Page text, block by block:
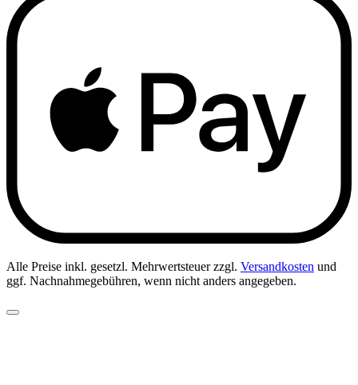
Alle Preise inkl. gesetzl. Mehrwertsteuer zzgl. Versandkosten und
ggf. Nachnahmegebühren, wenn nicht anders angegeben.